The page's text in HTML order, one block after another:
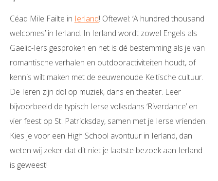
Céad Mile Failte in Ierland! Oftewel: ‘A hundred thousand
welcomes’ in Ierland. In Ierland wordt zowel Engels als
Gaelic-Iers gesproken en het is dé bestemming als je van
romantische verhalen en outdooractiviteiten houdt, of
kennis wilt maken met de eeuwenoude Keltische cultuur.
De Ieren zijn dol op muziek, dans en theater. Leer
bijvoorbeeld de typisch Ierse volksdans ‘Riverdance’ en
vier feest op St. Patricksday, samen met je Ierse vrienden.
Kies je voor een High School avontuur in Ierland, dan
weten wij zeker dat dit niet je laatste bezoek aan Ierland
is geweest!